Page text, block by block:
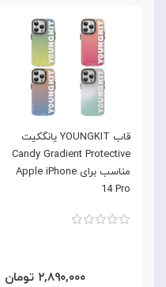
قاب YOUNGKIT یانگکیت
Candy Gradient Protective
مناسب برای Apple iPhone
14 Pro
۲,۸۹۰,۰۰۰ تومان